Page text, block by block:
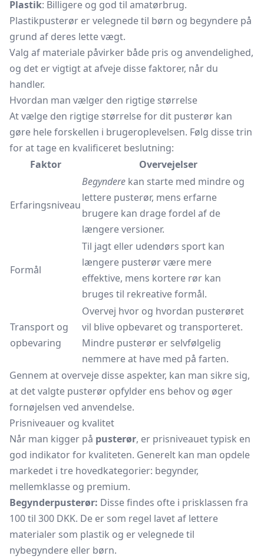
Plastik: Billigere og god til amatørbrug.
Plastikpusterør er velegnede til børn og begyndere på
grund af deres lette vægt.
Valg af materiale påvirker både pris og anvendelighed,
og det er vigtigt at afveje disse faktorer, når du
handler.
Hvordan man vælger den rigtige størrelse
At vælge den rigtige størrelse for dit pusterør kan
gøre hele forskellen i brugeroplevelsen. Følg disse trin
for at tage en kvalificeret beslutning:
Faktor
Overvejelser
Erfaringsniveau
Begyndere kan starte med mindre og
lettere pusterør, mens erfarne
brugere kan drage fordel af de
længere versioner.
Formål
Til jagt eller udendørs sport kan
længere pusterør være mere
effektive, mens kortere rør kan
bruges til rekreative formål.
Transport og
opbevaring
Overvej hvor og hvordan pusterøret
vil blive opbevaret og transporteret.
Mindre pusterør er selvfølgelig
nemmere at have med på farten.
Gennem at overveje disse aspekter, kan man sikre sig,
at det valgte pusterør opfylder ens behov og øger
fornøjelsen ved anvendelse.
Prisniveauer og kvalitet
Når man kigger på pusterør, er prisniveauet typisk en
god indikator for kvaliteten. Generelt kan man opdele
markedet i tre hovedkategorier: begynder,
mellemklasse og premium.
Begynderpusterør: Disse findes ofte i prisklassen fra
100 til 300 DKK. De er som regel lavet af lettere
materialer som plastik og er velegnede til
nybegyndere eller børn.